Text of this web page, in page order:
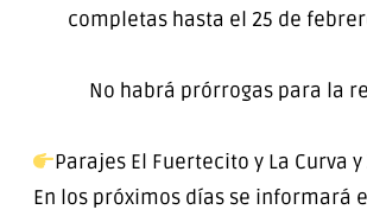
completas hasta el 25 de
No habrá prórrogas para la
Parajes El Fuertecito y La Curva
En los próximos días se informará